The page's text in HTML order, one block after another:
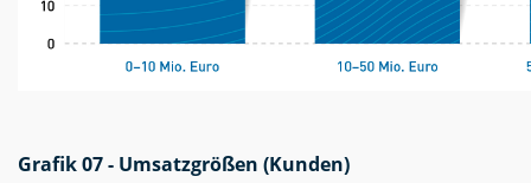
Grafik 07 - Umsatzgrößen (Kunden)